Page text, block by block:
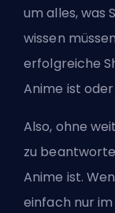
um alles, was
wissen
erfolgreiche
Anime ist
Also, ohne
zu
Anime ist.
einfach nur im